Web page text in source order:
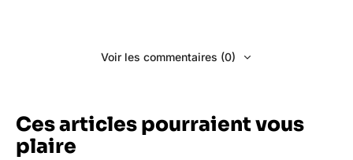
Voir les commentaires (0)
Ces articles pourraient vous
plaire